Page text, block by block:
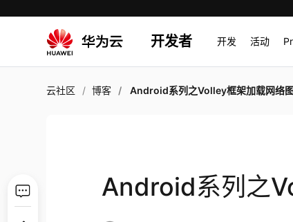
开发者 开发 活动
云社区 博客 Android系列之Volley框架加载网络
Android系列之